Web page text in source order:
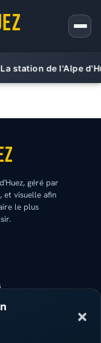
La station de l'Alpe
géré par
et visuelle afin
le plus